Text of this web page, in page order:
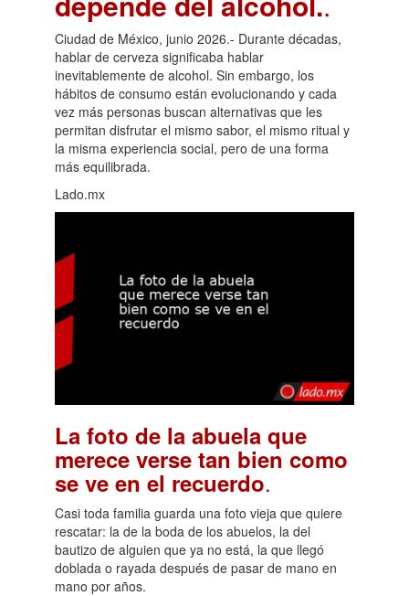
Ciudad de México, junio 2026.- Durante décadas,
hablar de cerveza significaba hablar
inevitablemente de alcohol. Sin embargo, los
hábitos de consumo están evolucionando y cada
vez más personas buscan alternativas que les
permitan disfrutar el mismo sabor, el mismo ritual y
la misma experiencia social, pero de una forma
más equilibrada.
Lado.mx
La foto de la abuela que
merece verse tan bien como
se ve en el recuerdo.
Casi toda familia guarda una foto vieja que quiere
rescatar: la de la boda de los abuelos, la del
bautizo de alguien que ya no está, la que llegó
doblada o rayada después de pasar de mano en
mano por años.